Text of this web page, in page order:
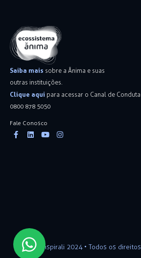
Saiba mais sobre a Ânima e suas
outras instituições.
Clique aqui para acessar o Canal de Conduta
0800 878 5050
Fale Conosco
Facebook-
f
Linkedin
YoutubeInstagram
Inspirali 2024 • Todos os